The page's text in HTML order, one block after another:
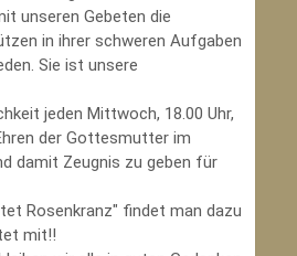
unseren Gebeten die
in ihrer schweren Aufgaben
Sie ist unsere
jeden Mittwoch, 18.00 Uhr,
der Gottesmutter im
damit Zeugnis zu geben für
Rosenkranz" findet man dazu
mit!!